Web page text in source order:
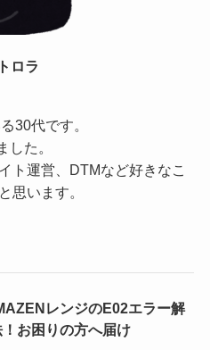
ロラ
30代です。
た。
ト運営、DTMなど好きなこ
思います。
レンジのE02エラー解
お困りの方へ届け